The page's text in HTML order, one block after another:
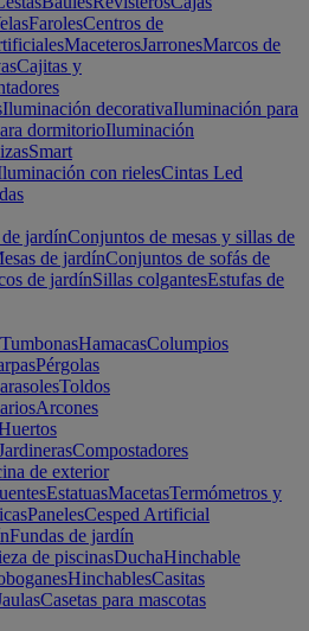
FarolesCentros de
MaceterosJarronesMarcos de
Cajitas y
Iluminación decorativaIluminación para
dormitorioIluminación
Smart
con rielesCintas Led
de jardínConjuntos de mesas y sillas de
de jardínConjuntos de sofás de
de jardínSillas colgantesEstufas de
TumbonasHamacasColumpios
Pérgolas
Toldos
Arcones
Compostadores
de exterior
EstatuasMacetasTermómetros y
PanelesCesped Artificial
Fundas de jardín
de piscinasDuchaHinchable
HinchablesCasitas
Casetas para mascotas